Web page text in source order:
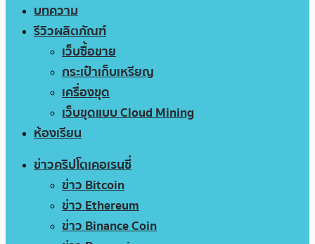
บทความ
รีวิวผลิตภัณฑ์
เว็บซื้อขาย
กระเป๋าเก็บเหรียญ
เครื่องขุด
เว็บขุดแบบ Cloud Mining
ห้องเรียน
ข่าวคริปโตเคอเรนซี่
ข่าว Bitcoin
ข่าว Ethereum
ข่าว Binance Coin